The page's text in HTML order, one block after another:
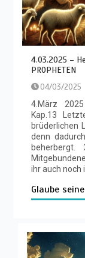
4.03.2025 –
PROPHETEN
04/03/2025
4.März 2025
Kap.13
brüderlichen
denn
beherbergt.
ihr auch noch
Glaube